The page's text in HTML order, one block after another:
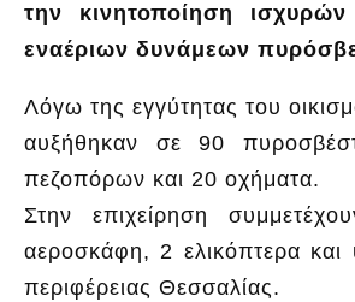
την κινητοποίηση ισχυρών
εναέριων δυνάμεων
Λόγω της εγγύτητας του
αυξήθηκαν σε 90
πεζοπόρων και 20 οχήματα.
Στην επιχείρηση
αεροσκάφη, 2 ελικόπτερα και
περιφέρειας Θεσσαλίας.